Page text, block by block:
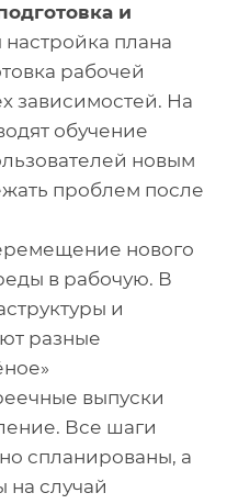
и
плана
рабочей
зависимостей. На
обучение
новым
проблем после
нового
в рабочую. В
и
разные
выпуски
Все шаги
спланированы, а
на случай